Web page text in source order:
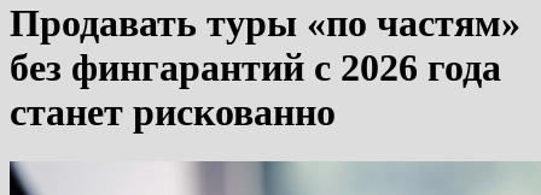
Продавать туры «по частям»
без фингарантий с 2026 года
станет рискованно